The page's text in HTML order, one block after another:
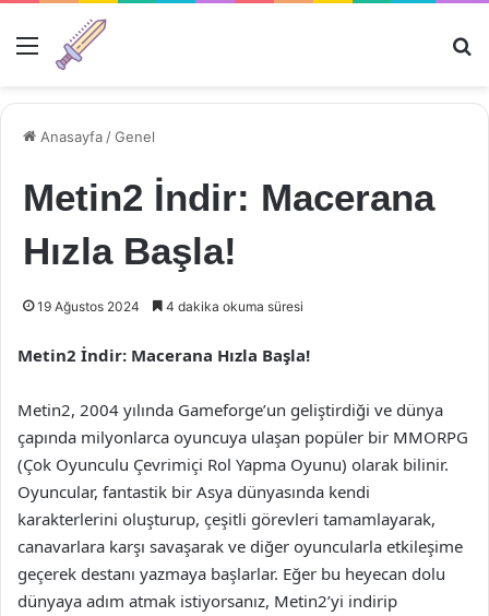
Menü
Anasayfa /Genel
Metin2 İndir: Macerana
Hızla Başla!
19 Ağustos 2024 4 dakika okuma süresi
Metin2 İndir: Macerana Hızla Başla!
Metin2, 2004 yılında Gameforge’un geliştirdiği ve dünya
çapında milyonlarca oyuncuya ulaşan popüler bir MMORPG
(Çok Oyunculu Çevrimiçi Rol Yapma Oyunu) olarak bilinir.
Oyuncular, fantastik bir Asya dünyasında kendi
karakterlerini oluşturup, çeşitli görevleri tamamlayarak,
canavarlara karşı savaşarak ve diğer oyuncularla etkileşime
geçerek destanı yazmaya başlarlar. Eğer bu heyecan dolu
dünyaya adım atmak istiyorsanız, Metin2’yi indirip